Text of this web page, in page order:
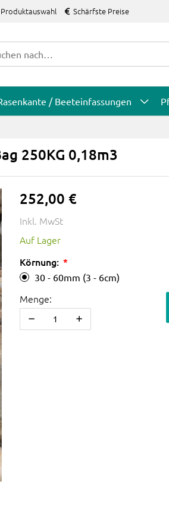
Schärfste Preise
/ Beeteinfassungen
250KG 0,18m3
252,00 €
Inkl. MwSt
Auf Lager
Körnung:
30 - 60mm (3 - 6cm)
Menge: